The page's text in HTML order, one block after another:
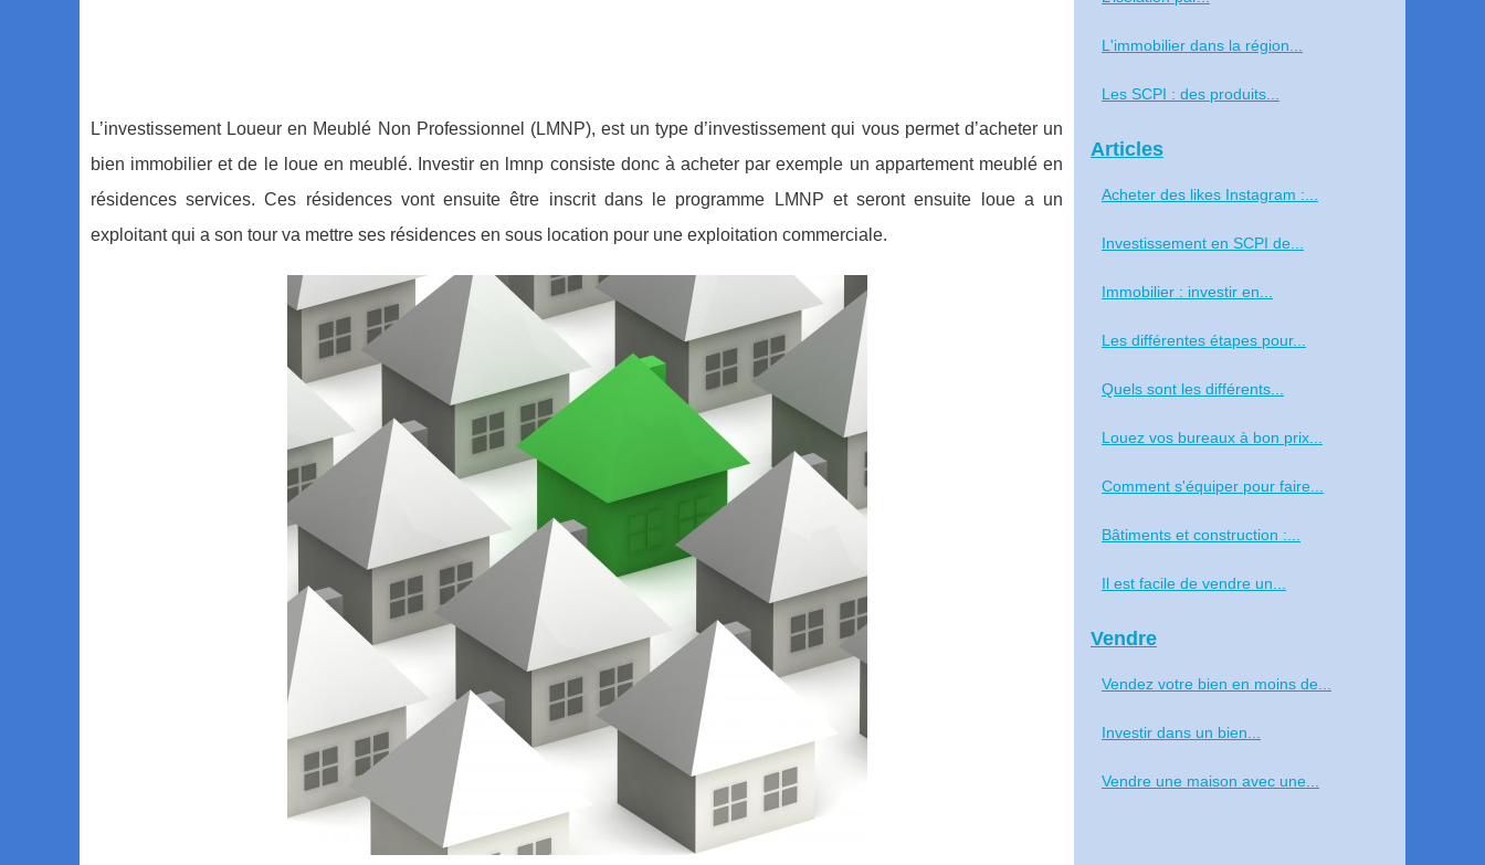
L’investissement Loueur en Meublé Non Professionnel (LMNP), est un type d’investissement qui vous permet d’acheter un
bien immobilier et de le loue en meublé. Investir en lmnp consiste donc à acheter par exemple un appartement meublé en
résidences services. Ces résidences vont ensuite être inscrit dans le programme LMNP et seront ensuite loue a un
exploitant qui a son tour va mettre ses résidences en sous location pour une exploitation commerciale.
L'immobilier dans la région...
Les SCPI : des produits...
Articles
Acheter des likes Instagram :...
Investissement en SCPI de...
Immobilier : investir en...
Les différentes étapes pour...
Quels sont les différents...
Louez vos bureaux à bon prix...
Comment s'équiper pour faire...
Bâtiments et construction :...
Il est facile de vendre un...
Vendre
Vendez votre bien en moins de...
Investir dans un bien...
Vendre une maison avec une...